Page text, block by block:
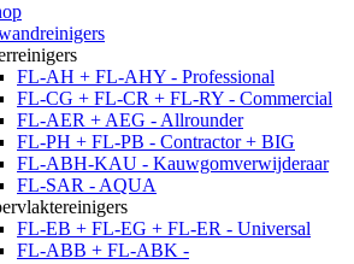
FL-AH + FL-AHY - Professional
FL-CG + FL-CR + FL-RY - Commercial
FL-AER + AEG - Allrounder
FL-PH + FL-PB - Contractor + BIG
FL-ABH-KAU - Kauwgomverwijderaar
FL-SAR - AQUA
FL-EB + FL-EG + FL-ER - Universal
FL-ABB + FL-ABK -